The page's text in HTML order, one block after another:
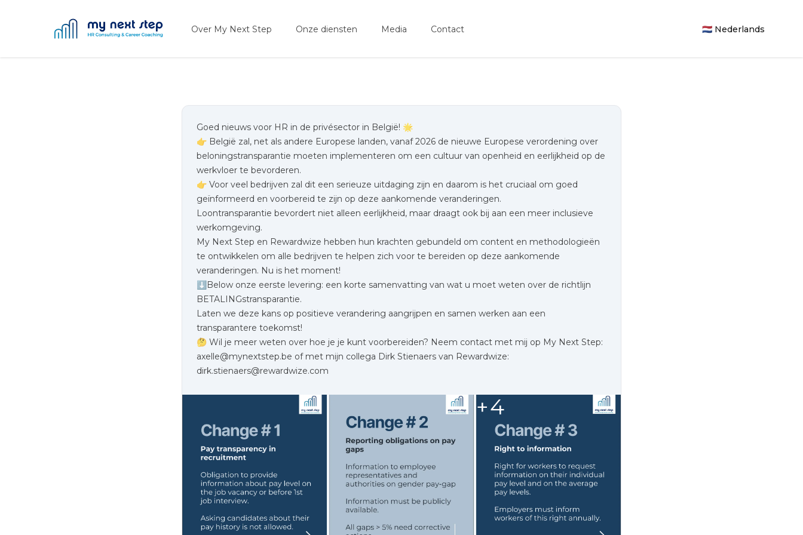
My Next Step
Over My Next Step Onze diensten Media Contact 🇳🇱 Nederlands
Goed nieuws voor HR in de privésector in België! 🌟
👉 België zal, net als andere Europese landen, vanaf 2026 de nieuwe Europese verordening over
beloningstransparantie moeten implementeren om een cultuur van openheid en eerlijkheid op de
werkvloer te bevorderen.
👉 Voor veel bedrijven zal dit een serieuze uitdaging zijn en daarom is het cruciaal om goed
geïnformeerd en voorbereid te zijn op deze aankomende veranderingen.
Loontransparantie bevordert niet alleen eerlijkheid, maar draagt ook bij aan een meer inclusieve
werkomgeving.
My Next Step en Rewardwize hebben hun krachten gebundeld om content en methodologieën
te ontwikkelen om alle bedrijven te helpen zich voor te bereiden op deze aankomende
veranderingen. Nu is het moment!
⬇️Below onze eerste levering: een korte samenvatting van wat u moet weten over de richtlijn
BETALINGstransparantie.
Laten we deze kans op positieve verandering aangrijpen en samen werken aan een
transparantere toekomst!
🤔 Wil je meer weten over hoe je je kunt voorbereiden? Neem contact met mij op My Next Step:
axelle@mynextstep.be of met mijn collega Dirk Stienaers van Rewardwize:
dirk.stienaers@rewardwize.com
+4